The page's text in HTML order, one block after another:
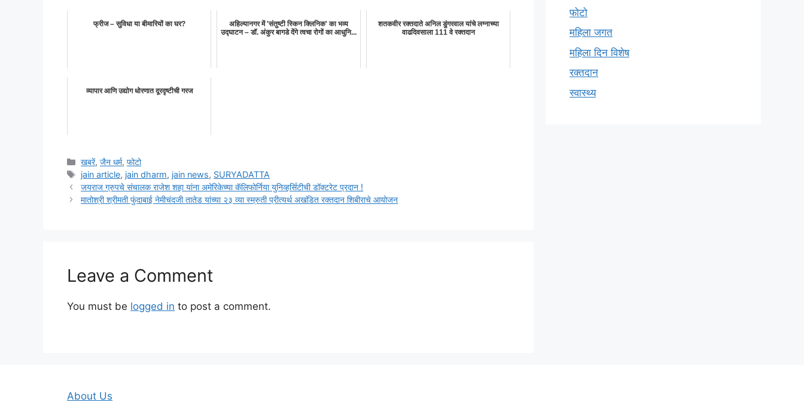
फ्रीज – सुविधा या बीमारियों का घर?
अहिल्यानगर में 'संतुष्टी स्किन क्लिनिक' का भव्य
उद्घाटन – डॉ. अंकुर बागडे देंगे त्वचा रोगों का आधुनि...
शतकवीर रक्तदाते अनिल डुंगरवाल यांचे लग्नाच्या
वाढदिवसाला 111 वे रक्तदान
व्यापार आणि उद्योग धोरणात दूरदृष्टीची गरज
Categories
खबरें,जैन धर्म,फोटो
Tags
jain article, jain dharm, jain news, SURYADATTA
जयराज ग्रुपचे संचालक राजेश शहा यांना अमेरिकेच्या कॅलिफोर्निया युनिव्हर्सिटीची डॉक्टरेट प्रदान !
मातोश्री श्रीमती फुंदाबाई नेमीचंदजी तातेड यांच्या २३ व्या स्म्रुती प्रीत्यर्थ अखंडित रक्तदान शिबीराचे आयोजन
Leave a Comment
You must be logged in to post a comment.
फोटो
महिला जगत
महिला दिन विशेष
रक्तदान
स्वास्थ्य
About Us